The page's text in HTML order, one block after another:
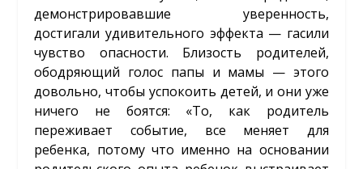
демонстрировавшие уверенность,
достигали удивительного эффекта — гасили
чувство опасности. Близость родителей,
ободряющий голос папы и мамы — этого
довольно, чтобы успокоить детей, и они уже
ничего не боятся: «То, как родитель
переживает событие, все меняет для
ребенка, потому что именно на основании